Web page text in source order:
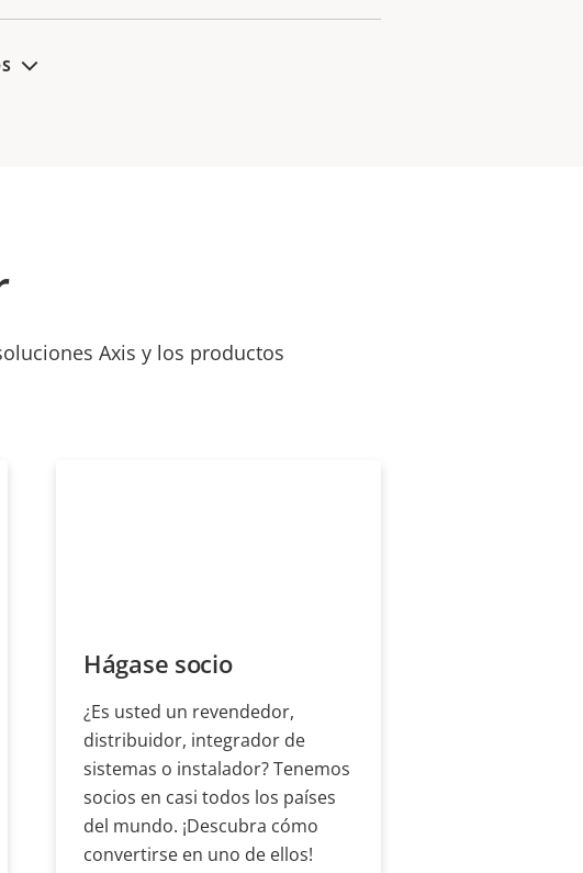
Axis y los productos
Hágase socio
¿Es usted un revendedor,
distribuidor, integrador de
sistemas o instalador? Tenemos
socios en casi todos los países
del mundo. ¡Descubra cómo
convertirse en uno de ellos!